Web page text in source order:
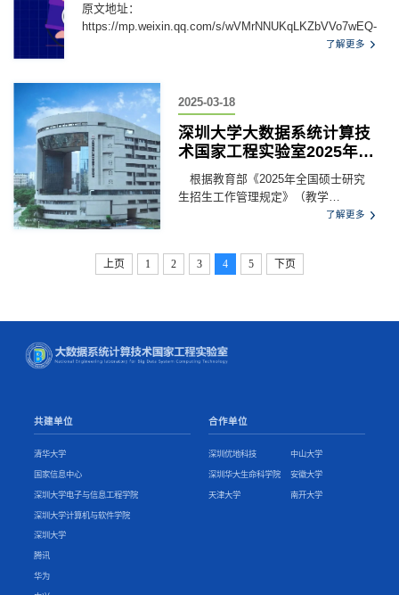
原文地址：
https://mp.weixin.qq.com/s/wVMrNNUKqLKZbVVo7wEQ-
了解更多
2025-03-18
深圳大学大数据系统计算技
术国家工程实验室2025年硕
士研究生复试工作细则
根据教育部《2025年全国硕士研究
生招生工作管理规定》（教学
〔2024〕4号）、《关于做好2025年全
进一步规范全国硕士研究生招生调剂工
生工作的通知》（教学厅〔2019〕2
关文件精神和我校2025年硕士研究生
了解更多
上页 1 2 3 4 5 下页
共建单位
清华大学
国家信息中心
深圳大学电子与信息工程学院
深圳大学计算机与软件学院
深圳大学
腾讯
华为
合作单位
深圳优地科技 中山大学
深圳华大生命科学院 安徽大学
天津大学 南开大学